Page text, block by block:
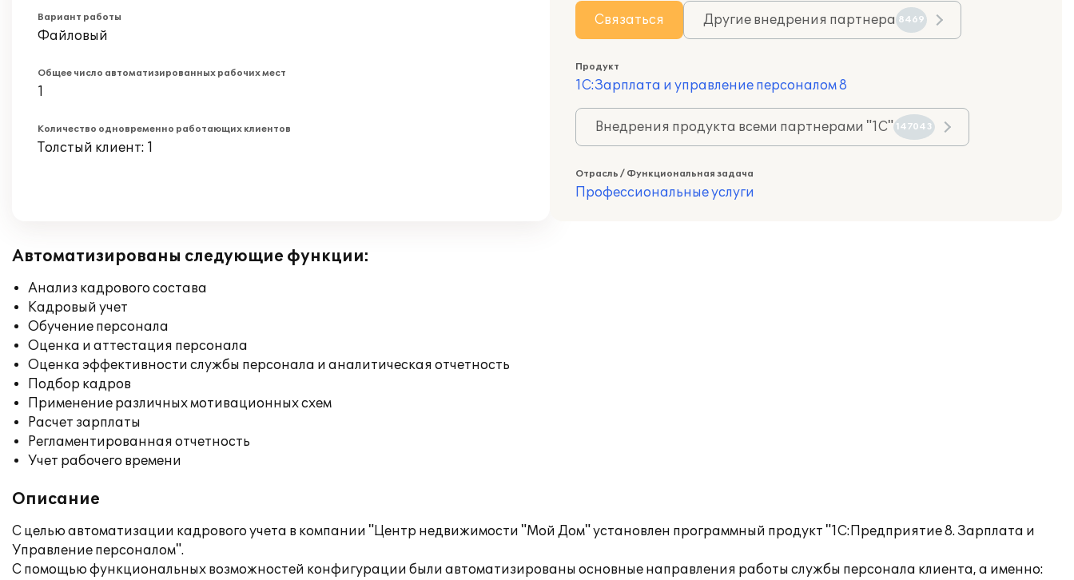
Вариант работы
Файловый
Общее число автоматизированных рабочих мест
1
Количество одновременно работающих клиентов
Толстый клиент: 1
Связаться Другие внедрения партнера 8469
Продукт
1С:Зарплата и управление персоналом 8
Внедрения продукта всеми партнерами "1С" 147043
Отрасль / Функциональная задача
Профессиональные услуги
Автоматизированы следующие функции:
Анализ кадрового состава
Кадровый учет
Обучение персонала
Оценка и аттестация персонала
Оценка эффективности службы персонала и аналитическая отчетность
Подбор кадров
Применение различных мотивационных схем
Расчет зарплаты
Регламентированная отчетность
Учет рабочего времени
Описание
С целью автоматизации кадрового учета в компании "Центр недвижимости "Мой Дом" установлен программный продукт "1С:Предприятие 8. Зарплата и
Управление персоналом".
С помощью функциональных возможностей конфигурации были автоматизированы основные направления работы службы персонала клиента, а именно: